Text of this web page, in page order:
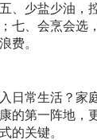
、少盐少油，
七、会烹会选
费。
日常生活？家
的第一阵地，
的关键。